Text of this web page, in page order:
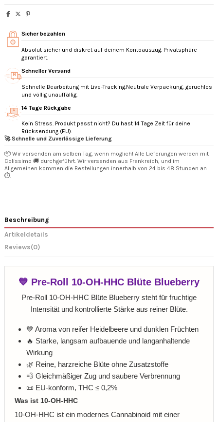
Sicher bezahlen
Absolut sicher und diskret auf deinem Kontoauszug. Privatsphäre
garantiert.
Schneller Versand
Schnelle Bearbeitung mit Live-Tracking.Neutrale Verpackung, geruchlos
und völlig unauffällig.
14 Tage Rückgabe
Kein Stress. Produkt passt nicht? Du hast 14 Tage Zeit für deine
Rücksendung (EU).
🚀 Schnelle und Zuverlässige Lieferung
📦 Wir versenden am selben Tag, wenn möglich! Alle Lieferungen werden mit
Colissimo 🚚 durchgeführt. Wir versenden aus Frankreich, und im
Allgemeinen kommen die Bestellungen innerhalb von 24 bis 48 Stunden an
⏱️.
Beschreibung
Artikeldetails
Reviews(0)
💙 Pre-Roll 10-OH-HHC Blüte Blueberry
Pre-Roll 10-OH-HHC Blüte Blueberry steht für fruchtige
Intensität und kontrollierte Stärke aus reiner Blüte.
💙 Aroma von reifer Heidelbeere und dunklen Früchten
🔥 Starke, langsam aufbauende und langanhaltende
Wirkung
🌿 Reine, harzreiche Blüte ohne Zusatzstoffe
💨 Gleichmäßiger Zug und saubere Verbrennung
📜 EU-konform, THC ≤ 0,2%
Was ist 10-OH-HHC
10-OH-HHC ist ein modernes Cannabinoid mit einer